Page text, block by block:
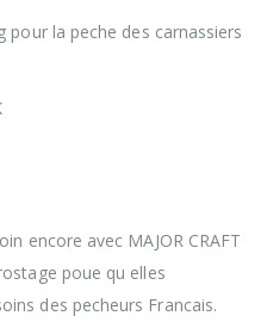
pour la peche des carnassiers
encore avec MAJOR CRAFT
poue qu elles
des pecheurs Francais.